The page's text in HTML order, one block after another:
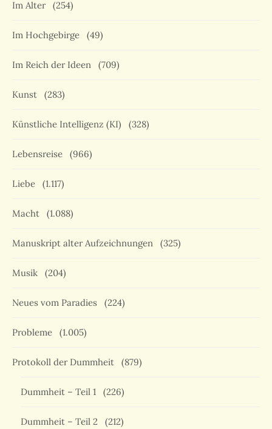
Im Alter (254)
Im Hochgebirge (49)
Im Reich der Ideen (709)
Kunst (283)
Künstliche Intelligenz (KI) (328)
Lebensreise (966)
Liebe (1.117)
Macht (1.088)
Manuskript alter Aufzeichnungen (325)
Musik (204)
Neues vom Paradies (224)
Probleme (1.005)
Protokoll der Dummheit (879)
Dummheit – Teil 1 (226)
Dummheit – Teil 2 (212)